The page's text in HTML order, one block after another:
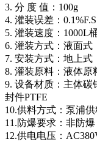
3. 分 度 值：100g
4. 灌装误差：
5. 灌装速度：1000L
6. 灌装方式：液面式
7. 安装方式：地上式
8. 灌装原料：液体原
9. 设备材质：主体碳
封件PTFE
10.供料方式：泵浦
11.防爆要求：非防爆
12.供电电压：